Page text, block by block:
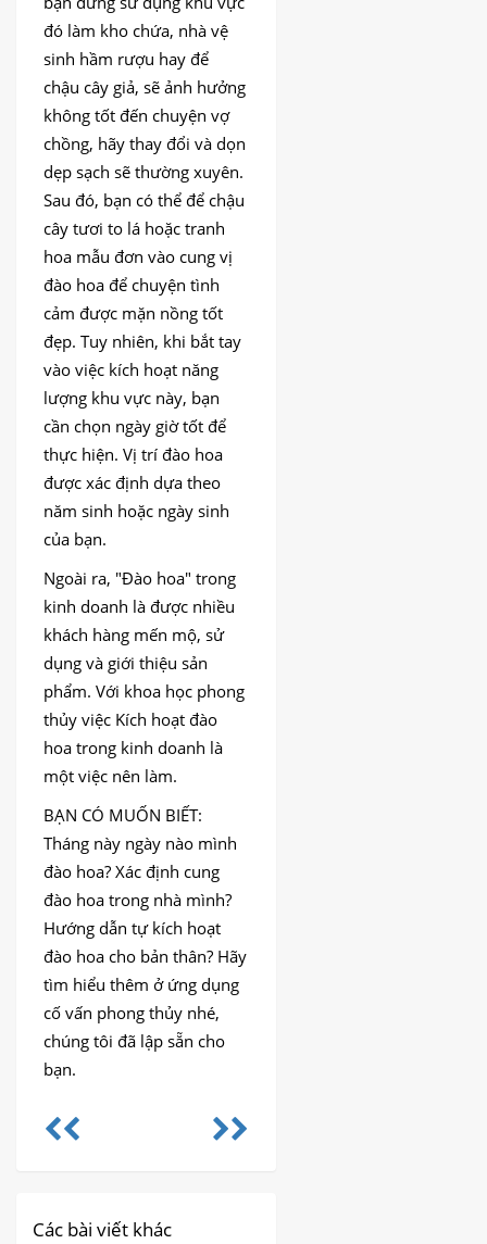
đó làm kho chứa, nhà vệ
sinh hầm rượu hay để
chậu cây giả, sẽ ảnh hưởng
không tốt đến chuyện vợ
chồng, hãy thay đổi và dọn
dẹp sạch sẽ thường xuyên.
Sau đó, bạn có thể để chậu
cây tươi to lá hoặc tranh
hoa mẫu đơn vào cung vị
đào hoa để chuyện tình
cảm được mặn nồng tốt
đẹp. Tuy nhiên, khi bắt tay
vào việc kích hoạt năng
lượng khu vực này, bạn
cần chọn ngày giờ tốt để
thực hiện. Vị trí đào hoa
được xác định dựa theo
năm sinh hoặc ngày sinh
của bạn.
Ngoài ra, "Đào hoa" trong
kinh doanh là được nhiều
khách hàng mến mộ, sử
dụng và giới thiệu sản
phẩm. Với khoa học phong
thủy việc Kích hoạt đào
hoa trong kinh doanh là
một việc nên làm.
BẠN CÓ MUỐN BIẾT:
Tháng này ngày nào mình
đào hoa? Xác định cung
đào hoa trong nhà mình?
Hướng dẫn tự kích hoạt
đào hoa cho bản thân? Hãy
tìm hiểu thêm ở ứng dụng
cố vấn phong thủy nhé,
chúng tôi đã lập sẵn cho
bạn.
Các bài viết khác